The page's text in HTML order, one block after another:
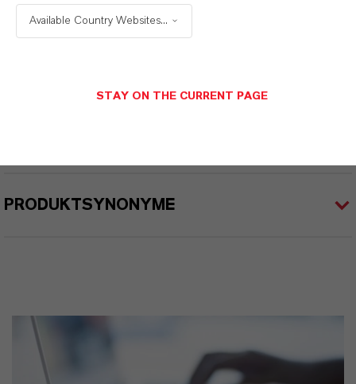
(CAS-Register Nummer)
PRODUKTSYNONYME
Available Country Websites...
STAY ON THE CURRENT PAGE